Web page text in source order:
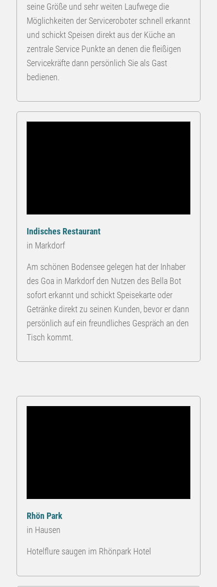
seine Größe und sehr weiten Laufwege die
Möglichkeiten der Serviceroboter schnell erkannt
und schickt Speisen direkt aus der Küche an
zentrale Service Punkte an denen die fleißigen
Servicekräfte dann persönlich Sie als Gast
bedienen.
Indisches Restaurant
in Markdorf
Am schönen Bodensee gelegen hat der Inhaber
des Goa in Markdorf den Nutzen des Bella Bot
sofort erkannt und schickt Speisekarte oder
Getränke direkt zu seinen Kunden, bevor er dann
persönlich auf ein freundliches Gespräch an den
Tisch kommt.
Rhön Park
in Hausen
Hotelflure saugen im Rhönpark Hotel